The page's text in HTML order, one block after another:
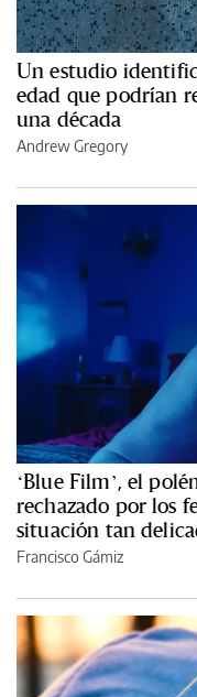
Un estudio
edad que podrían
una década
Andrew Gregory
‘Blue Film’, el
rechazado por los
situación tan
Francisco Gámiz